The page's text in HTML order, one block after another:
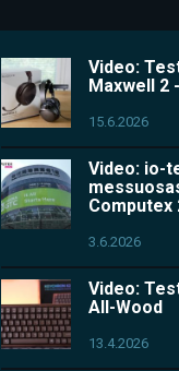
Video:
Maxwell 2
15.6.2026
Video: io-
Computex
3.6.2026
Video:
All-Wood
13.4.2026